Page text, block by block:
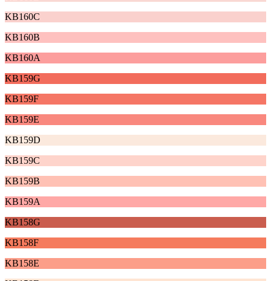
KB160C
KB160B
KB160A
KB159G
KB159F
KB159E
KB159D
KB159C
KB159B
KB159A
KB158G
KB158F
KB158E